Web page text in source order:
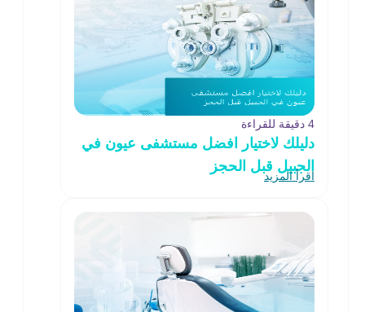
4 دقيقة للقراءة
دليلك لاختيار افضل مستشفى عيون في
الجبيل قبل الحجز
اقرأ المزيد